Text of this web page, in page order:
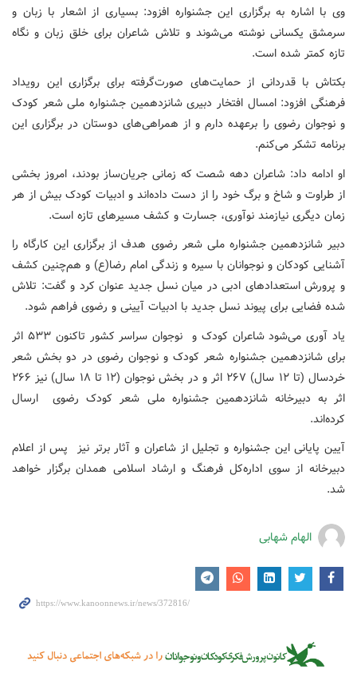
وی با اشاره به برگزاری این جشنواره افزود: بسیاری از اشعار با زبان و
سرمشق یکسانی نوشته می‌شوند و تلاش شاعران برای خلق زبان و نگاه
تازه کمتر شده است.
بکتاش با قدردانی از حمایت‌های صورت‌گرفته برای برگزاری این رویداد
فرهنگی افزود: امسال افتخار دبیری شانزدهمین جشنواره ملی شعر کودک
و نوجوان رضوی را برعهده دارم و از همراهی‌های دوستان در برگزاری این
برنامه تشکر می‌کنم.
او ادامه داد: شاعران دهه شصت که زمانی جریان‌ساز بودند، امروز بخشی
از طراوت و شاخ و برگ خود را از دست داده‌اند و ادبیات کودک بیش از هر
زمان دیگری نیازمند نوآوری، جسارت و کشف مسیرهای تازه است.
دبیر شانزدهمین جشنواره ملی شعر رضوی هدف از برگزاری این کارگاه را
آشنایی کودکان و نوجوانان با سیره و زندگی امام رضا(ع) و هم‌چنین کشف
و پرورش استعدادهای ادبی در میان نسل جدید عنوان کرد و گفت: تلاش
شده فضایی برای پیوند نسل جدید با ادبیات آیینی و رضوی فراهم شود.
یاد آوری می‌شود شاعران کودک و نوجوان سراسر کشور تاکنون ۵۳۳ اثر
برای شانزدهمین جشنواره شعر کودک و نوجوان رضوی در دو بخش شعر
خردسال (تا ۱۲ سال) ۲۶۷ اثر و در بخش نوجوان (۱۲ تا ۱۸ سال) نیز ۲۶۶
اثر به دبیرخانه شانزدهمین جشنواره ملی شعر کودک رضوی ارسال
کرده‌اند.
آیین پایانی این جشنواره و تجلیل از شاعران و آثار برتر نیز پس از اعلام
دبیرخانه از سوی اداره‌کل فرهنگ و ارشاد اسلامی همدان برگزار خواهد
شد.
الهام شهابی